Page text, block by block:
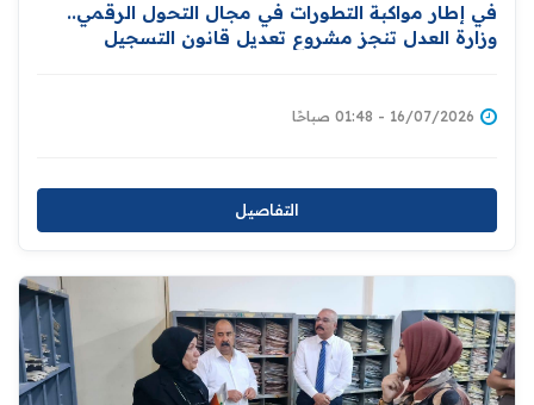
في إطار مواكبة التطورات في مجال التحول الرقمي..
وزارة العدل تنجز مشروع تعديل قانون التسجيل
16/07/2026 - 01:48 صباحًا
التفاصيل